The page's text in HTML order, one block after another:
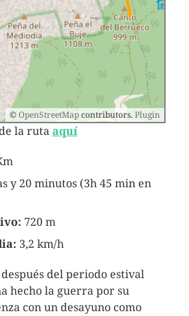
©OpenStreetMap contributors. Plugin
la ruta aquí
y 20 minutos (3h 45 min en
720 m
3,2 km/h
del periodo estival
hecho la guerra por su
con un desayuno como